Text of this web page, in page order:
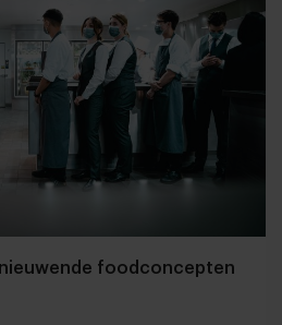
foodconcepten